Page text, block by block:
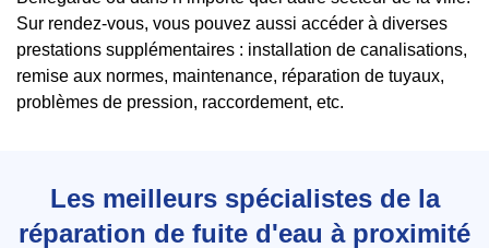
Sur rendez-vous, vous pouvez aussi accéder à diverses
prestations supplémentaires : installation de canalisations,
remise aux normes, maintenance, réparation de tuyaux,
problèmes de pression, raccordement, etc.
Les meilleurs spécialistes de la
réparation de fuite d'eau à proximité